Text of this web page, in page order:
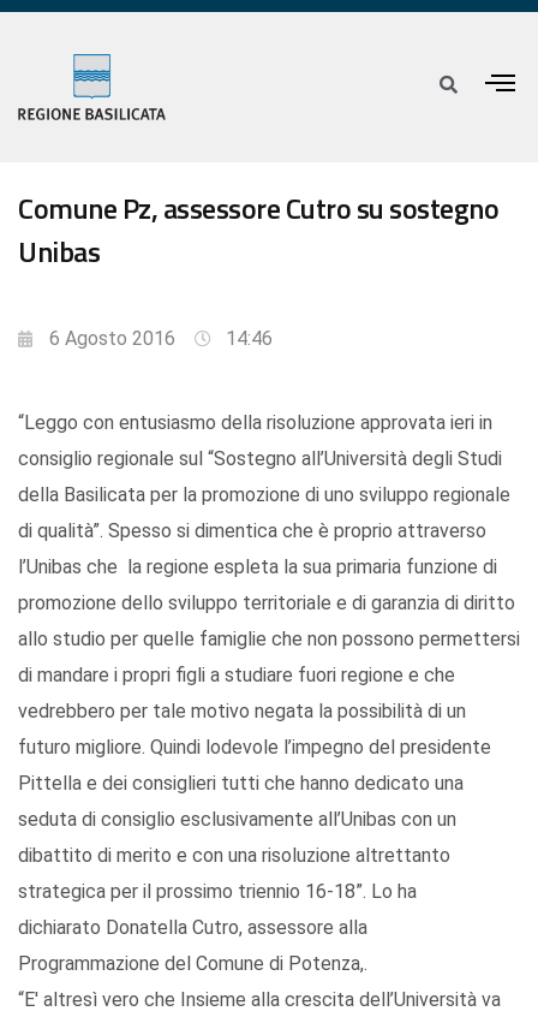
Comune Pz, assessore Cutro su sostegno
Unibas
6 Agosto 2016 14:46
“Leggo con entusiasmo della risoluzione approvata ieri in
consiglio regionale sul “Sostegno all’Università degli Studi
della Basilicata per la promozione di uno sviluppo regionale
di qualità”. Spesso si dimentica che è proprio attraverso
l’Unibas che la regione espleta la sua primaria funzione di
promozione dello sviluppo territoriale e di garanzia di diritto
allo studio per quelle famiglie che non possono permettersi
di mandare i propri figli a studiare fuori regione e che
vedrebbero per tale motivo negata la possibilità di un
futuro migliore. Quindi lodevole l’impegno del presidente
Pittella e dei consiglieri tutti che hanno dedicato una
seduta di consiglio esclusivamente all’Unibas con un
dibattito di merito e con una risoluzione altrettanto
strategica per il prossimo triennio 16-18”. Lo ha
dichiarato Donatella Cutro, assessore alla
Programmazione del Comune di Potenza,.
“E' altresì vero che Insieme alla crescita dell’Università va